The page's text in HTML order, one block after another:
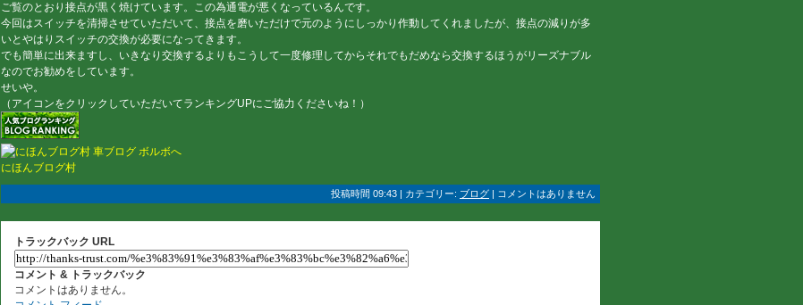
ご覧のとおり接点が黒く焼けています。この為通電が悪くなっているんです。
今回はスイッチを清掃させていただいて、接点を磨いただけで元のようにしっかり作動してくれましたが、接点の減りが多
いとやはりスイッチの交換が必要になってきます。
でも簡単に出来ますし、いきなり交換するよりもこうして一度修理してからそれでもだめなら交換するほうがリーズナブル
なのでお勧めをしています。
せいや。
（アイコンをクリックしていただいてランキングUPにご協力くださいね！）
にほんブログ村
投稿時間 09:43 | カテゴリー: ブログ | コメントはありません
トラックバック URL
コメント & トラックバック
コメントはありません。